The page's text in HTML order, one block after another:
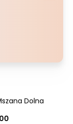
Dolna